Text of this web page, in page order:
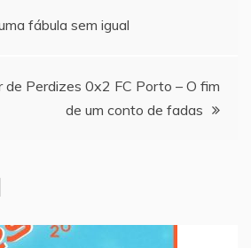
fábula sem igual
de Perdizes 0x2 FC Porto – O fim
de um conto de fadas